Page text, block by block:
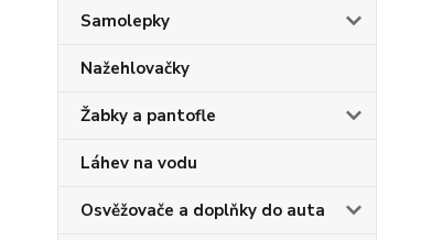
Samolepky
Nažehlovačky
Žabky a pantofle
Láhev na vodu
Osvěžovače a doplňky do auta